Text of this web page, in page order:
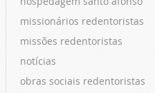
missionários redentoristas
missões redentoristas
notícias
obras sociais redentoristas